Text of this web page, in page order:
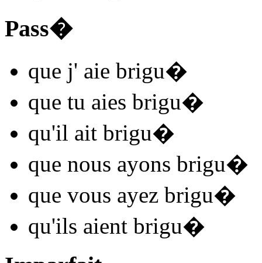
Pass�
que j' aie brigu�
que tu aies brigu�
qu'il ait brigu�
que nous ayons brigu�
que vous ayez brigu�
qu'ils aient brigu�